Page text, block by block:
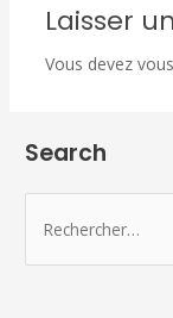
Laisser
Vous devez
Search